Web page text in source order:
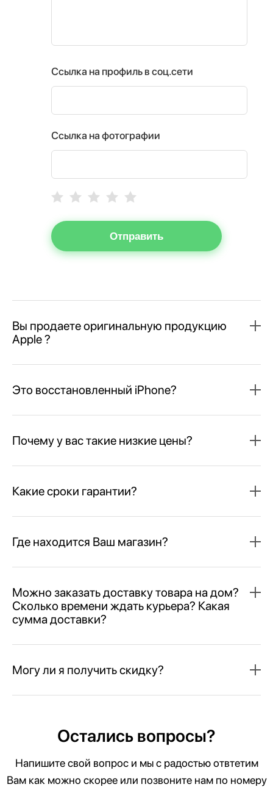
Ссылка на профиль в соц.сети
Ссылка на фотографии
Отправить
Вы продаете оригинальную продукцию
Apple ?
Это восстановленный iPhone?
Почему у вас такие низкие цены?
Какие сроки гарантии?
Где находится Ваш магазин?
Можно заказать доставку товара на дом?
Сколько времени ждать курьера? Какая
сумма доставки?
Могу ли я получить скидку?
Остались вопросы?
Напишите свой вопрос и мы с радостью отвтетим
Вам как можно скорее или позвоните нам по номеру